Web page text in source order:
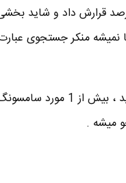
نیست نمیشه ملاک 100 درصد
طبق نمودار زیر به
میشه .